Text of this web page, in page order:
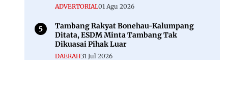
ADVERTORIAL01 Agu 2026
Tambang Rakyat Bonehau-Kalumpang
Ditata, ESDM Minta Tambang Tak
Dikuasai Pihak Luar
DAERAH31 Jul 2026